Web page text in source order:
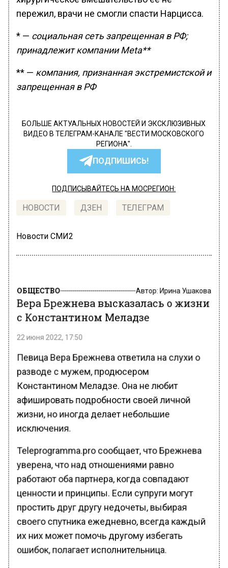
пережил, врачи не смогли спасти Нарцисса.
* — социальная сеть запрещенная в РФ;
принадлежит компании Meta**
** — компания, признанная экстремистской и
запрещенная в РФ
БОЛЬШЕ АКТУАЛЬНЫХ НОВОСТЕЙ И ЭКСКЛЮЗИВНЫХ
ВИДЕО В ТЕЛЕГРАМ-КАНАЛЕ "ВЕСТИ МОСКОВСКОГО
РЕГИОНА".
ПОДПИШИСЬ!
ПОДПИСЫВАЙТЕСЬ НА МОСРЕГИОН:
НОВОСТИ ДЗЕН ТЕЛЕГРАМ
Новости СМИ2
ОБЩЕСТВО Автор: Ирина Ушакова
Вера Брежнева высказалась о жизни
с Константином Меладзе
22 июня 2022, 17:50
Певица Вера Брежнева ответила на слухи о
разводе с мужем, продюсером
Константином Меладзе. Она не любит
афишировать подробности своей личной
жизни, но иногда делает небольшие
исключения.
Teleprogramma.prо сообщает, что Брежнева
уверена, что над отношениями равно
работают оба партнера, когда совпадают
ценности и принципы. Если супруги могут
простить друг другу недочеты, выбирая
своего спутника ежедневно, всегда каждый
их них может помочь другому избегать
ошибок, полагает исполнительница.